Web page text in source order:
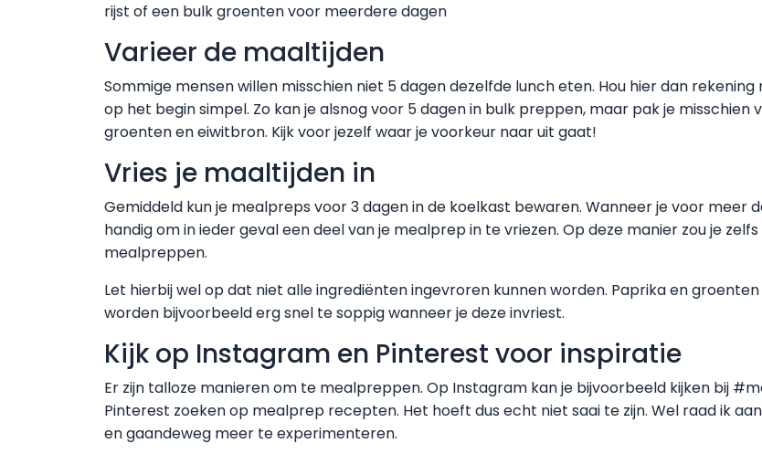
rijst of een bulk groenten voor meerdere dagen
Varieer de maaltijden
Sommige mensen willen misschien niet 5 dagen dezelfde lunch eten. Hou hier dan rekening
op het begin simpel. Zo kan je alsnog voor 5 dagen in bulk preppen, maar pak je misschien
groenten en eiwitbron. Kijk voor jezelf waar je voorkeur naar uit gaat!
Vries je maaltijden in
Gemiddeld kun je mealpreps voor 3 dagen in de koelkast bewaren. Wanneer je voor meer
handig om in ieder geval een deel van je mealprep in te vriezen. Op deze manier zou je
mealpreppen.
Let hierbij wel op dat niet alle ingrediënten ingevroren kunnen worden. Paprika en
worden bijvoorbeeld erg snel te soppig wanneer je deze invriest.
Kijk op Instagram en Pinterest voor inspiratie
Er zijn talloze manieren om te mealpreppen. Op Instagram kan je bijvoorbeeld kijken bij
Pinterest zoeken op mealprep recepten. Het hoeft dus echt niet saai te zijn. Wel raad ik
en gaandeweg meer te experimenteren.